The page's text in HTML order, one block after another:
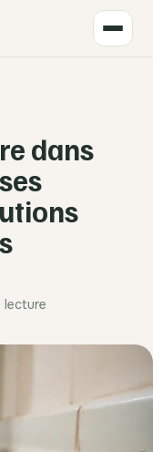
dans
lecture